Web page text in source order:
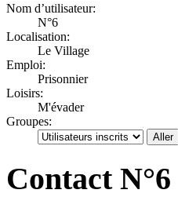
Nom d’utilisateur:
N°6
Localisation:
Le Village
Emploi:
Prisonnier
Loisirs:
M'évader
Groupes:
Contact N°6